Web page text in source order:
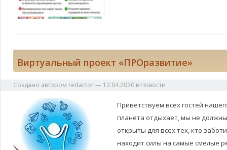
Виртуальный проект «ПРОразвитие»
Создано автором redactor— 12.04.2020 в Новости
Приветствуем всех гостей
планета отдыхает, мы не
открыты для всех тех, кто
находит силы на самые смелые